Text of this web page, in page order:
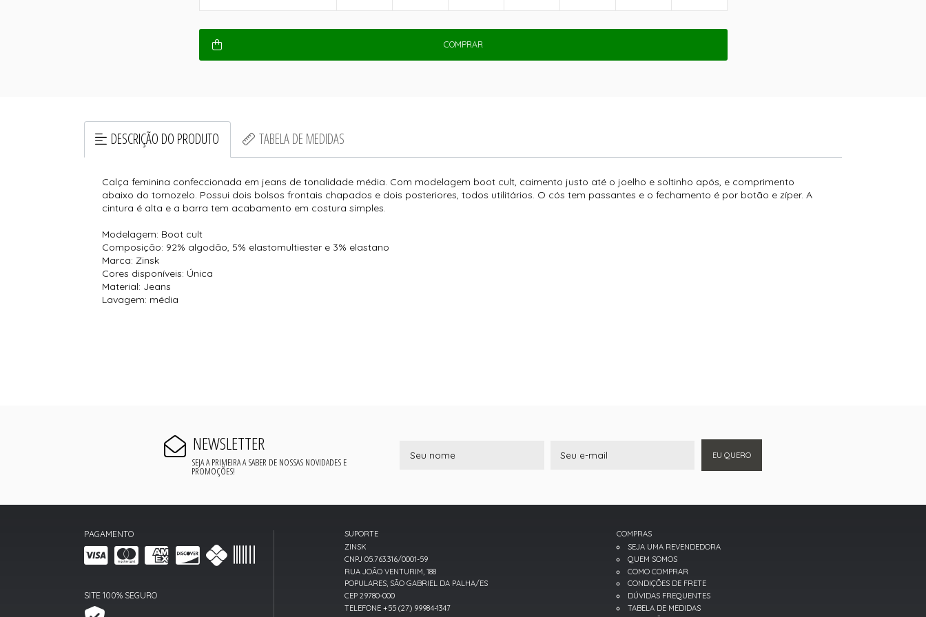
COMPRAR
DESCRIÇÃO DO PRODUTO TABELA DE MEDIDAS
Calça feminina confeccionada em jeans de tonalidade média. Com modelagem boot cult, caimento justo até o joelho e soltinho após, e comprimento
abaixo do tornozelo. Possui dois bolsos frontais chapados e dois posteriores, todos utilitários. O cós tem passantes e o fechamento é por botão e zíper. A
cintura é alta e a barra tem acabamento em costura simples.
Modelagem: Boot cult
Composição: 92% algodão, 5% elastomultiester e 3% elastano
Marca: Zinsk
Cores disponíveis: Única
Material: Jeans
Lavagem: média
NEWSLETTER
SEJA A PRIMEIRA A SABER DE NOSSAS NOVIDADES E
PROMOÇÕES!
EU QUERO
PAGAMENTO
SITE 100% SEGURO
SUPORTE
ZINSK
CNPJ 05.763.316/0001-59
RUA JOÃO VENTURIM, 188
POPULARES, SÃO GABRIEL DA PALHA/ES
CEP 29780-000
TELEFONE +55 (27) 99984-1347
COMPRAS
SEJA UMA REVENDEDORA
QUEM SOMOS
COMO COMPRAR
CONDIÇÕES DE FRETE
DÚVIDAS FREQUENTES
TABELA DE MEDIDAS